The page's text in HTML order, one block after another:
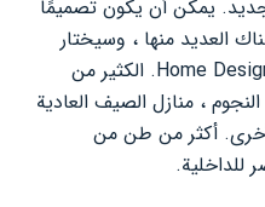
يمكن أن يكون تصميمًا
العديد منها ، وسيختار
فقط المشاركون في Home Design Makeover. الكثير من
النجوم ، منازل الصيف العادية
أكثر من طن من